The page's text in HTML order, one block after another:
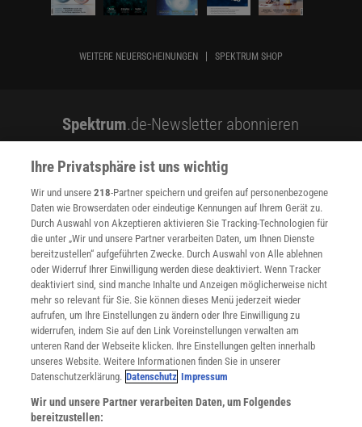
WEITERE NEUERSCHEINUNGEN SPEKTRUM SHOP
Spektrum.de-Newsletter abonnieren
Sie können unsere Newsletter jederzeit wieder abbestellen. Infos zu unserem Umgang
mit Ihren personenbezogenen Daten finden Sie in unserer
Datenschutzerklärung
SERVICES
Newsletter
Kontakt
Spektrum Shop
Im Handel kaufen
Verträge kündigen
INFO
Ihre Privatsphäre ist uns wichtig
Wir und unsere218-Partner speichern und greifen auf personenbezogene
Daten wie Browserdaten oder eindeutige Kennungen auf Ihrem Gerät zu.
Durch Auswahl von Akzeptieren aktivieren Sie Tracking-Technologien für
die unter „Wir und unsere Partner verarbeiten Daten, um Ihnen Dienste
bereitzustellen“ aufgeführten Zwecke. Durch Auswahl von Alle ablehnen
oder Widerruf Ihrer Einwilligung werden diese deaktiviert. Wenn Tracker
deaktiviert sind, sind manche Inhalte und Anzeigen möglicherweise nicht
mehr so relevant für Sie. Sie können dieses Menü jederzeit wieder
aufrufen, um Ihre Einstellungen zu ändern oder Ihre Einwilligung zu
widerrufen, indem Sie auf den Link Voreinstellungen verwalten am
unteren Rand der Webseite klicken. Ihre Einstellungen gelten innerhalb
unseres Website. Weitere Informationen finden Sie in unserer
Datenschutzerklärung. Datenschutz Impressum
Wir und unsere Partner verarbeiten Daten, um Folgendes
bereitzustellen: